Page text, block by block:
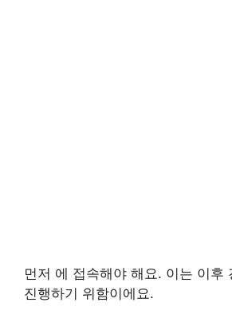
먼저 에 접속해야 해요. 이는 이후
진행하기 위함이에요.